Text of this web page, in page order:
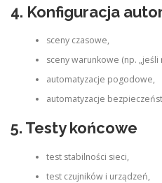
4. Konfiguracja
sceny czasowe,
sceny warunkowe (np. „jeśli
automatyzacje pogodowe,
automatyzacje
5. Testy końcowe
test stabilności sieci,
test czujników i urządzeń,